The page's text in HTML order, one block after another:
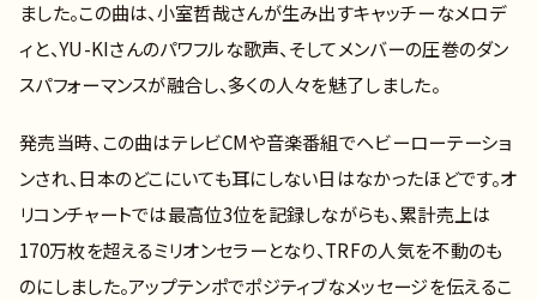
ました。この曲は、小室哲哉さんが生み出すキャッチーなメロデ
ィと、YU-KIさんのパワフルな歌声、そしてメンバーの圧巻のダン
スパフォーマンスが融合し、多くの人々を魅了しました。
発売当時、この曲はテレビCMや音楽番組でヘビーローテーショ
ンされ、日本のどこにいても耳にしない日はなかったほどです。オ
リコンチャートでは最高位3位を記録しながらも、累計売上は
170万枚を超えるミリオンセラーとなり、TRFの人気を不動のも
のにしました。アップテンポでポジティブなメッセージを伝えるこ